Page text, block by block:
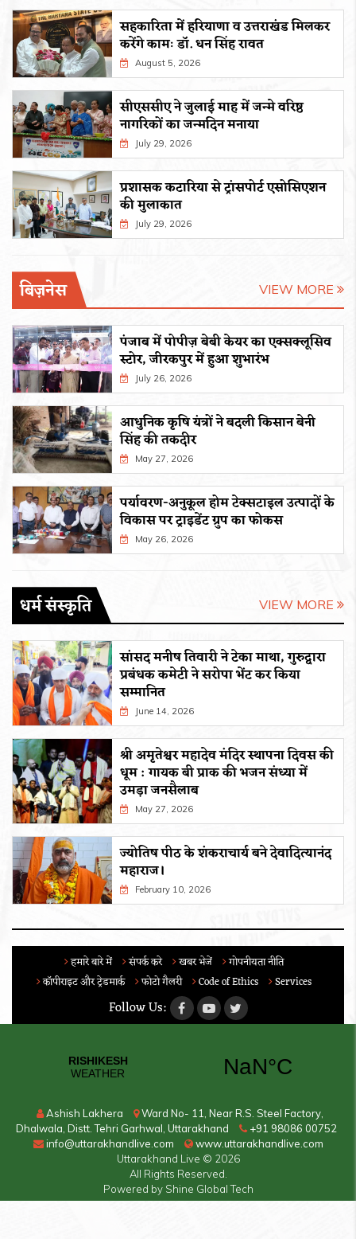
सहकारिता में हरियाणा व उत्तराखंड मिलकर
करेंगे कामः डाॅ. धन सिंह रावत
August 5, 2026
सीएससीए ने जुलाई माह में जन्मे वरिष्ठ
नागरिकों का जन्मदिन मनाया
July 29, 2026
प्रशासक कटारिया से ट्रांसपोर्ट एसोसिएशन
की मुलाकात
July 29, 2026
बिज़नेस VIEW MORE
पंजाब में पोपीज़ बेबी केयर का एक्सक्लूसिव
स्टोर, जीरकपुर में हुआ शुभारंभ
July 26, 2026
आधुनिक कृषि यंत्रों ने बदली किसान बेनी
सिंह की तकदीर
May 27, 2026
पर्यावरण-अनुकूल होम टेक्सटाइल उत्पादों के
विकास पर ट्राइडेंट ग्रुप का फोकस
May 26, 2026
धर्म संस्कृति VIEW MORE
सांसद मनीष तिवारी ने टेका माथा, गुरुद्वारा
प्रबंधक कमेटी ने सरोपा भेंट कर किया
सम्मानित
June 14, 2026
श्री अमृतेश्वर महादेव मंदिर स्थापना दिवस की
धूम : गायक बी प्राक की भजन संध्या में
उमड़ा जनसैलाब
May 27, 2026
ज्योतिष पीठ के शंकराचार्य बने देवादित्यानंद
महाराज।
February 10, 2026
हमारे बारे में संपर्क करे खबर भेजें
गोपनीयता नीति
कॉपीराइट और ट्रेडमार्क
फोटो गैलरी Code of Ethics Services
Follow Us:
Ashish Lakhera
Ward No- 11, Near R.S. Steel Factory,
Dhalwala, Distt. Tehri Garhwal, Uttarakhand
+91 98086 00752
info@uttarakhandlive.com
www.uttarakhandlive.com
Uttarakhand Live © 2026
All Rights Reserved.
Powered by Shine Global Tech